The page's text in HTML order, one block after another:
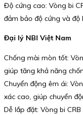
Độ cứng cao: Vòng bi
đảm bảo độ cứng và độ
Đại lý NBI Việt Nam
Chống mài mòn tốt:
giúp tăng khả năng
Chuyển động êm ái:
xác cao, giúp chuyển
Dễ lắp đặt: Vòng bi